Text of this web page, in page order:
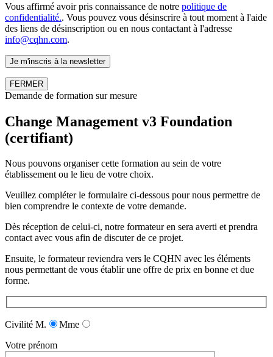
Vous affirmé avoir pris connaissance de notre politique de
confidentialité.. Vous pouvez vous désinscrire à tout moment à l'aide
des liens de désinscription ou en nous contactant à l'adresse
info@cqhn.com.
FERMER
Demande de formation sur mesure
Change Management v3 Foundation
(certifiant)
Nous pouvons organiser cette formation au sein de votre
établissement ou le lieu de votre choix.
Veuillez compléter le formulaire ci-dessous pour nous permettre de
bien comprendre le contexte de votre demande.
Dès réception de celui-ci, notre formateur en sera averti et prendra
contact avec vous afin de discuter de ce projet.
Ensuite, le formateur reviendra vers le CQHN avec les éléments
nous permettant de vous établir une offre de prix en bonne et due
forme.
Civilité M.
Mme
Votre prénom